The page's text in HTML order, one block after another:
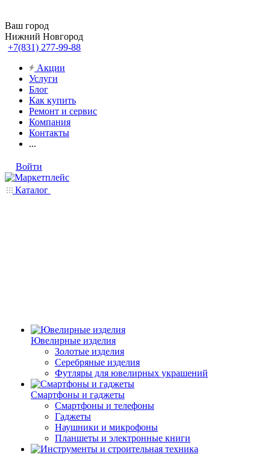
Ваш город
Нижний Новгород
+7(831) 277-99-88
Акции
Услуги
Блог
Как купить
Ремонт и сервис
Компания
Контакты
...
Войти
Каталог
Ювелирные изделия
Золотые изделия
Серебряные изделия
Футляры для ювелирных украшений
Смартфоны и гаджеты
Смартфоны и телефоны
Гаджеты
Наушники и микрофоны
Планшеты и электронные книги